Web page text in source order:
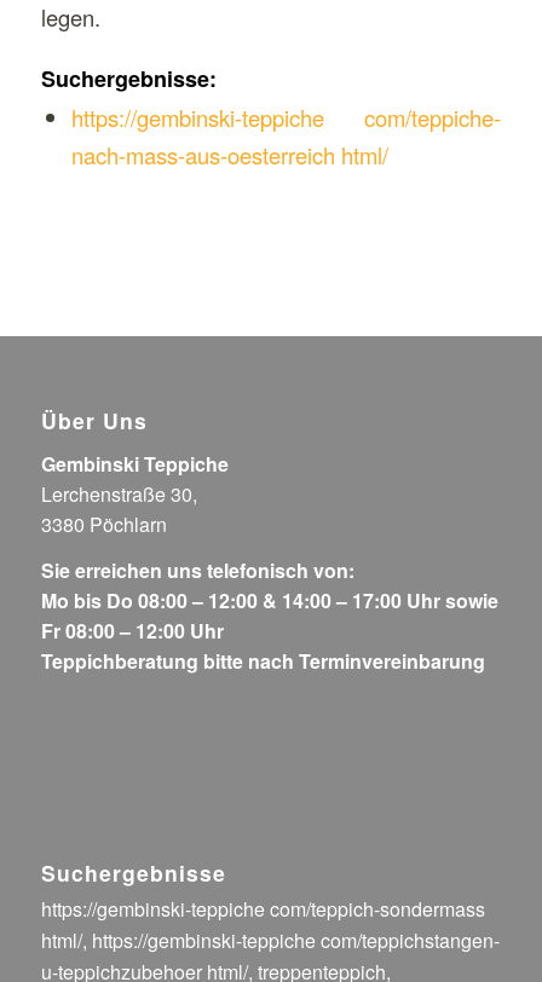
legen.
Suchergebnisse:
https://gembinski-teppiche com/teppiche-
nach-mass-aus-oesterreich html/
Über Uns
Gembinski Teppiche
Lerchenstraße 30,
3380 Pöchlarn
Sie erreichen uns telefonisch von:
Mo bis Do 08:00 – 12:00 & 14:00 – 17:00 Uhr sowie
Fr 08:00 – 12:00 Uhr
Teppichberatung bitte nach Terminvereinbarung
Suchergebnisse
https://gembinski-teppiche com/teppich-sondermass
html/, https://gembinski-teppiche com/teppichstangen-
u-teppichzubehoer html/, treppenteppich,